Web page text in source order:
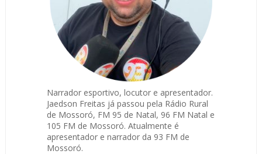
Narrador esportivo, locutor e apresentador.
Jaedson Freitas já passou pela Rádio Rural
de Mossoró, FM 95 de Natal, 96 FM Natal e
105 FM de Mossoró. Atualmente é
apresentador e narrador da 93 FM de
Mossoró.